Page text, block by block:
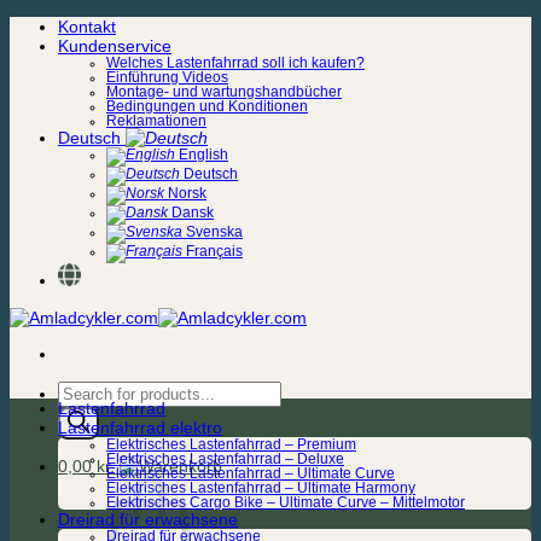
Zum
Inhalt
Kontakt
Kundenservice
Welches Lastenfahrrad soll ich kaufen?
Einführung Videos
Montage- und wartungshandbücher
Bedingungen und Konditionen
Reklamationen
Deutsch
English
Deutsch
Norsk
Dansk
Svenska
Français
Products
search
0,00kr.
Lastenfahrrad
Lastenfahrrad elektro
Elektrisches Lastenfahrrad – Premium
Elektrisches Lastenfahrrad – Deluxe
Elektrisches Lastenfahrrad – Ultimate Curve
Elektrisches Lastenfahrrad – Ultimate Harmony
Elektrisches Cargo Bike – Ultimate Curve – Mittelmotor
Dreirad für erwachsene
Dreirad für erwachsene